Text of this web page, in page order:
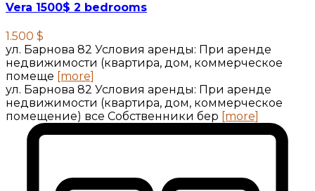
Vera 1500$ 2 bedrooms
1.500 $
ул. Барнова 82 Условия аренды: При аренде
недвижимости (квартира, дом, коммерческое
помеще [more]
ул. Барнова 82 Условия аренды: При аренде
недвижимости (квартира, дом, коммерческое
помещение) все Собственники бер [more]